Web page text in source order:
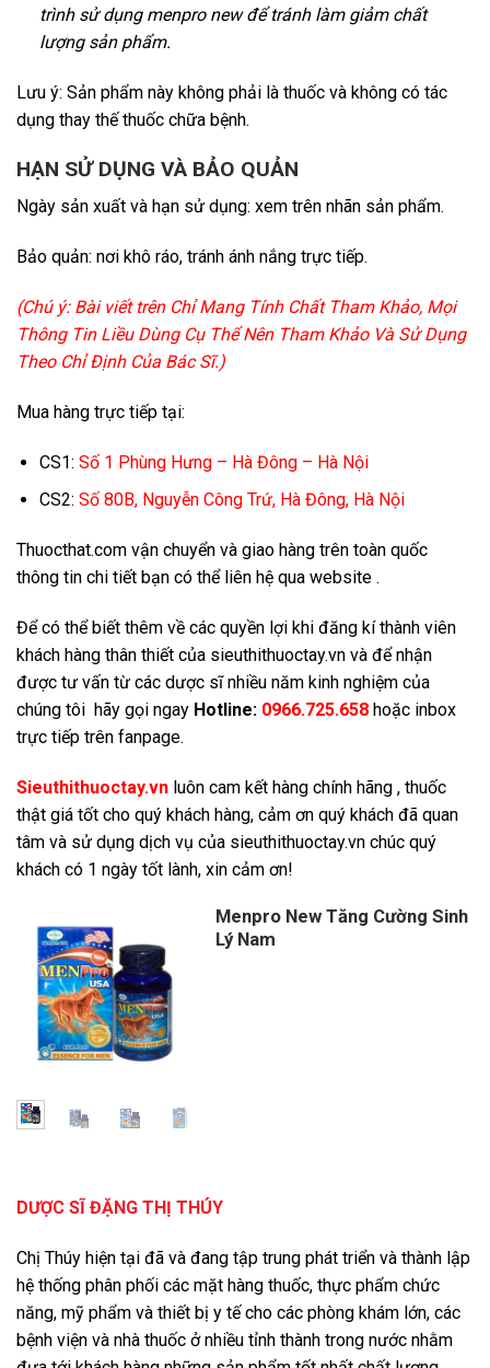
trình sử dụng menpro new để tránh làm giảm chất
lượng sản phẩm.
Lưu ý: Sản phẩm này không phải là thuốc và không có tác
dụng thay thế thuốc chữa bệnh.
HẠN SỬ DỤNG VÀ BẢO QUẢN
Ngày sản xuất và hạn sử dụng: xem trên nhãn sản phẩm.
Bảo quản: nơi khô ráo, tránh ánh nắng trực tiếp.
(Chú ý: Bài viết trên Chỉ Mang Tính Chất Tham Khảo, Mọi
Thông Tin Liều Dùng Cụ Thể Nên Tham Khảo Và Sử Dụng
Theo Chỉ Định Của Bác Sĩ.)
Mua hàng trực tiếp tại:
CS1: Số 1 Phùng Hưng – Hà Đông – Hà Nội
CS2: Số 80B, Nguyễn Công Trứ, Hà Đông, Hà Nội
Thuocthat.com vận chuyển và giao hàng trên toàn quốc
thông tin chi tiết bạn có thể liên hệ qua website .
Để có thể biết thêm về các quyền lợi khi đăng kí thành viên
khách hàng thân thiết của sieuthithuoctay.vn và để nhận
được tư vấn từ các dược sĩ nhiều năm kinh nghiệm của
chúng tôi hãy gọi ngay Hotline: 0966.725.658 hoặc inbox
trực tiếp trên fanpage.
Sieuthithuoctay.vn luôn cam kết hàng chính hãng , thuốc
thật giá tốt cho quý khách hàng, cảm ơn quý khách đã quan
tâm và sử dụng dịch vụ của sieuthithuoctay.vn chúc quý
khách có 1 ngày tốt lành, xin cảm ơn!
Menpro New Tăng Cường Sinh
Lý Nam
DƯỢC SĨ ĐẶNG THỊ THÚY
Chị Thúy hiện tại đã và đang tập trung phát triển và thành lập
hệ thống phân phối các mặt hàng thuốc, thực phẩm chức
năng, mỹ phẩm và thiết bị y tế cho các phòng khám lớn, các
bệnh viện và nhà thuốc ở nhiều tỉnh thành trong nước nhằm